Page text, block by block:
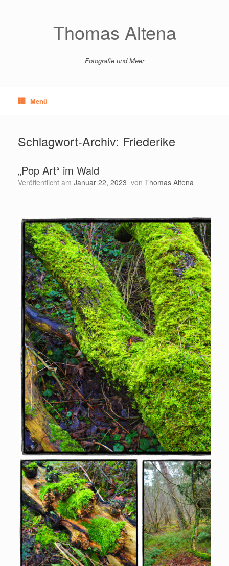
Thomas Altena
Fotografie und Meer
Menü
Schlagwort-Archiv: Friederike
„Pop Art“ im Wald
Veröffentlicht am Januar 22, 2023 von Thomas Altena